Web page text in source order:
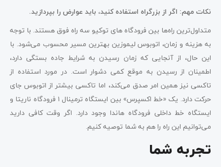
نکات مهم: اگر از بزرگراه استفاده کنید، باید عوارض را بپردازید.
متداول‌ترین راه‌ها بین فرودگاه‌ های توکیو سه راه فوق هستند. با توجه
به هزینه و زمان، اتوبوس لیموزین بهترین مسیر محسوب می‌شود. با
این حال، از آنجایی که زمان رسیدن به شرایط جاده بستگی دارد،
اطمینان از رسیدن به موقع کمی دشوار است. در مورد استفاده از
تاکسی نیز همین امر صدق می‌کند، اما تاکسی بیشتر از اتوبوس جای
حرکت دارد. یک «خط اکسپرس» بین ایستگاه ترمینال ۱ فرودگاه ناریتا و
ایستگاه خط داخلی فرودگاه هاندا وجود دارد. اگر وقت کافی دارید
می‌توانیم این راه را هم به شما توصیه کنیم.
تجربه شما